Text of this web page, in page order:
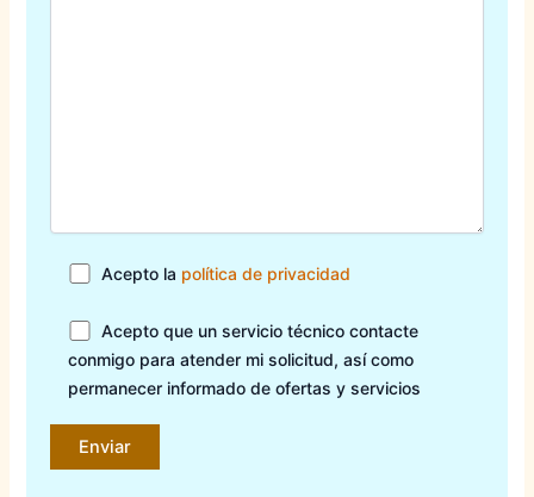
Acepto la política de privacidad
Acepto que un servicio técnico contacte
conmigo para atender mi solicitud, así como
permanecer informado de ofertas y servicios